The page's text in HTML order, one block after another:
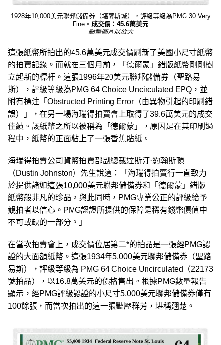
1928年10,000美元聯邦儲備券（堪薩斯城），評級等級為PMG 30 Very
Fine。 成交價：45.6萬美元
點擊圖片以放大
這張紙幣所拍出的45.6萬美元成交價刷新了美國小尺寸紙幣
的拍賣記錄。而就在三個月前，「德爾蒙」錯版紙幣剛剛樹
立起新的標杆。這張1996年20美元聯邦儲備券（聖路易
斯），評級等級為PMG 64 Choice Uncirculated EPQ，並
附有標注「Obstructed Printing Error（由異物引起的印刷錯
誤）」，在另一場海瑞得拍賣會上取得了39.6萬美元的成交
佳績。該紙幣之所以被稱為「德爾蒙」，原因是在其印刷過
程中，紙幣的正面粘上了一張香蕉貼紙。
海瑞得拍賣公司貨幣拍賣部副總裁達斯汀·約翰斯頓
（Dustin Johnston）先生說道：「海瑞得拍賣行一直致力
於提供諸如這張10,000美元聯邦儲備券和「德爾蒙」錯版
紙幣般非凡的珍品。與此同時，PMG專業公正的評級給予
競拍者以信心。PMG認證所提供的保障是稀有錢幣價值中
不可或缺的一部分。」
在當次拍賣會上，成交價位居第二*的拍品是一張經PMG認
證的大面額紙幣。這張1934年5,000美元聯邦儲備券（聖路
易斯），評級等級為 PMG 64 Choice Uncirculated（22173
號拍品），以16.8萬美元的價格售出。根據PMG數量報告
顯示，經PMG評級認證的小尺寸5,000美元聯邦儲備券僅有
100餘張，而當次拍出的這一張豔壓群芳，堪稱翹楚。